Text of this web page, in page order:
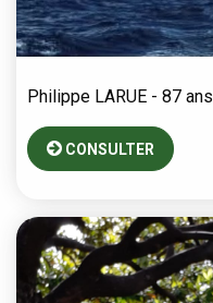
Philippe LARUE - 87 ans
CONSULTER